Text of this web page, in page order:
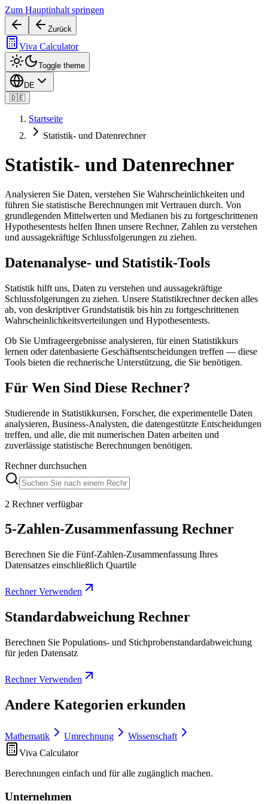
Zum Hauptinhalt springen
Zurück
Viva Calculator
Toggle theme
DE
🇩🇪
Startseite
Statistik- und Datenrechner
Statistik- und Datenrechner
Analysieren Sie Daten, verstehen Sie Wahrscheinlichkeiten und
führen Sie statistische Berechnungen mit Vertrauen durch. Von
grundlegenden Mittelwerten und Medianen bis zu fortgeschrittenen
Hypothesentests helfen Ihnen unsere Rechner, Zahlen zu verstehen
und aussagekräftige Schlussfolgerungen zu ziehen.
Datenanalyse- und Statistik-Tools
Statistik hilft uns, Daten zu verstehen und aussagekräftige
Schlussfolgerungen zu ziehen. Unsere Statistikrechner decken alles
ab, von deskriptiver Grundstatistik bis hin zu fortgeschrittenen
Wahrscheinlichkeitsverteilungen und Hypothesentests.
Ob Sie Umfrageergebnisse analysieren, für einen Statistikkurs
lernen oder datenbasierte Geschäftsentscheidungen treffen — diese
Tools bieten die rechnerische Unterstützung, die Sie benötigen.
Für Wen Sind Diese Rechner?
Studierende in Statistikkursen, Forscher, die experimentelle Daten
analysieren, Business-Analysten, die datengestützte Entscheidungen
treffen, und alle, die mit numerischen Daten arbeiten und
zuverlässige statistische Berechnungen benötigen.
Rechner durchsuchen
2 Rechner verfügbar
5-Zahlen-Zusammenfassung Rechner
Berechnen Sie die Fünf-Zahlen-Zusammenfassung Ihres
Datensatzes einschließlich Quartile
Rechner Verwenden
Standardabweichung Rechner
Berechnen Sie Populations- und Stichprobenstandardabweichung
für jeden Datensatz
Rechner Verwenden
Andere Kategorien erkunden
Mathematik Umrechnung
Wissenschaft
Viva Calculator
Berechnungen einfach und für alle zugänglich machen.
Unternehmen